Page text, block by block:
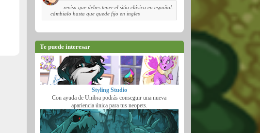
revisa que debes tener el sitio clásico en español.
cámbialo hasta que quede fijo en ingles
Te puede interesar
Styling Studio
Con ayuda de Umbra podrás conseguir una nueva
apariencia única para tus neopets.